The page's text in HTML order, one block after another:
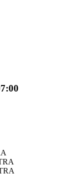
tadını çıkarın